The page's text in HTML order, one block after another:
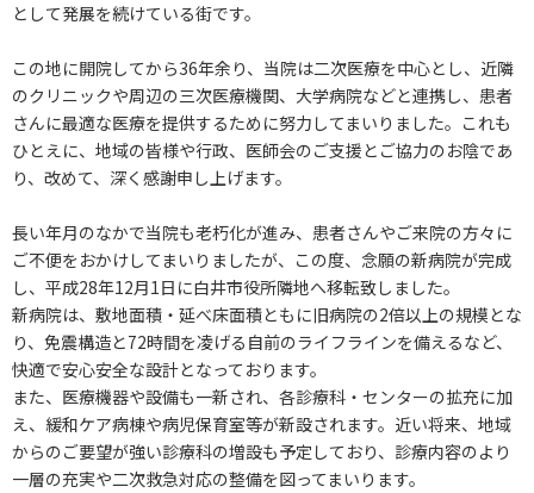
として発展を続けている街です。
この地に開院してから36年余り、当院は二次医療を中心とし、近隣
のクリニックや周辺の三次医療機関、大学病院などと連携し、患者
さんに最適な医療を提供するために努力してまいりました。これも
ひとえに、地域の皆様や行政、医師会のご支援とご協力のお陰であ
り、改めて、深く感謝申し上げます。
長い年月のなかで当院も老朽化が進み、患者さんやご来院の方々に
ご不便をおかけしてまいりましたが、この度、念願の新病院が完成
し、平成28年12月1日に白井市役所隣地へ移転致しました。
新病院は、敷地面積・延べ床面積ともに旧病院の2倍以上の規模とな
り、免震構造と72時間を凌げる自前のライフラインを備えるなど、
快適で安心安全な設計となっております。
また、医療機器や設備も一新され、各診療科・センターの拡充に加
え、緩和ケア病棟や病児保育室等が新設されます。近い将来、地域
からのご要望が強い診療科の増設も予定しており、診療内容のより
一層の充実や二次救急対応の整備を図ってまいります。